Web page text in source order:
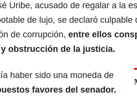
Uribe, acusado de regalar a la
de lujo, se declaró culpable
de corrupción, entre ellos
obstrucción de la justicia.
haber sido una moneda de
favores del senador.